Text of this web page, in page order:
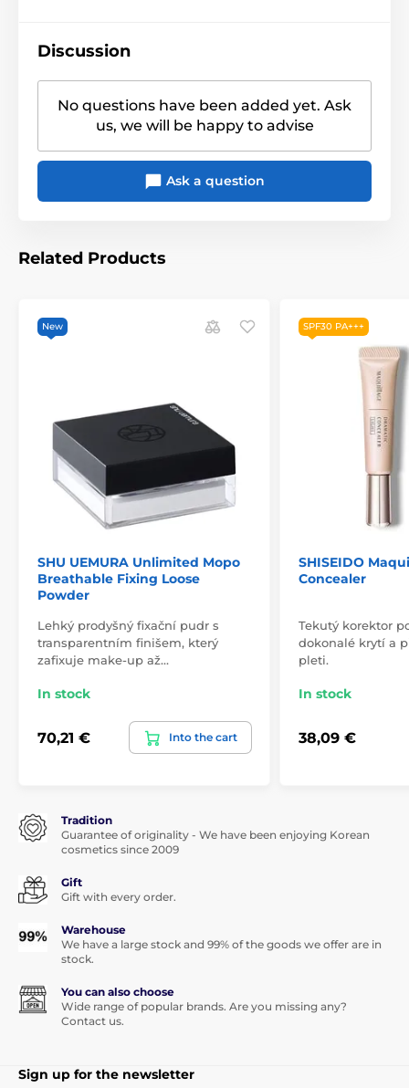
Discussion
No questions have been added yet. Ask
us, we will be happy to advise
Ask a question
Related Products
New
SHU UEMURA Unlimited Mopo
Breathable Fixing Loose
Powder
Lehký prodyšný fixační pudr s
transparentním finišem, který
zafixuje make-up až…
In stock
70,21 € Into the cart
SPF30 PA+++
SHISEIDO
Concealer
Tekutý korektor
dokonalé krytí a
pleti.
In stock
38,09 €
Tradition
Guarantee of originality - We have been enjoying Korean
cosmetics since 2009
Gift
Gift with every order.
Warehouse
We have a large stock and 99% of the goods we offer are in
stock.
You can also choose
Wide range of popular brands. Are you missing any?
Contact us.
Sign up for the newsletter